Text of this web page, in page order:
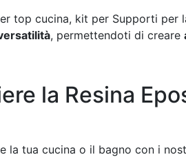
top cucina, kit per Supporti
, permettendoti di creare
la Resina
la tua cucina o il bagno con i